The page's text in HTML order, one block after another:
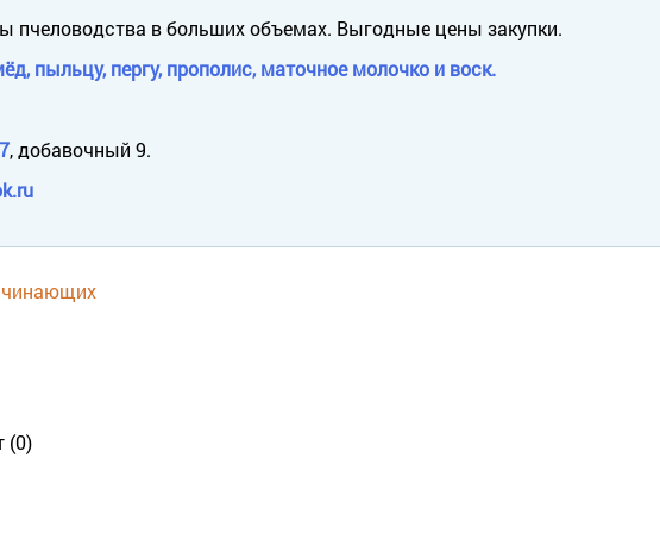
пчеловодства в больших объемах. Выгодные цены закупки.
пыльцу, пергу, прополис, маточное молочко и воск.
, добавочный 9.
(0)